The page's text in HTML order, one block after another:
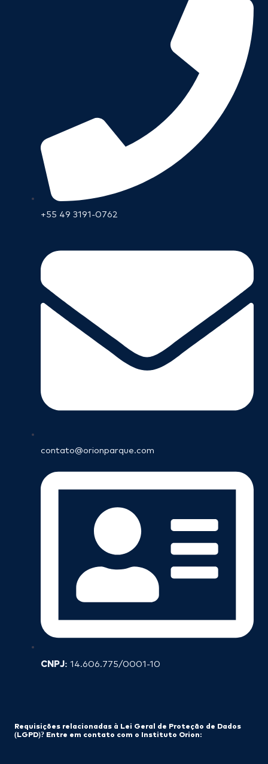
+55 49 3191-0762
contato@orionparque.com
CNPJ: 14.606.775/0001-10
Requisições relacionadas à Lei Geral de Proteção de Dados
(LGPD)? Entre em contato com o Instituto Orion: